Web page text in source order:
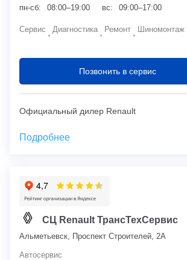
пн-сб:
08:00–19:00 вс: 09:00–17:00
Сервис Диагностика Ремонт Шиномонтаж
Позвонить в сервис
Официальный дилер Renault
Подробнее
СЦ Renault ТрансТехСервис
Альметьевск, Проспект Строителей, 2А
Автосервис